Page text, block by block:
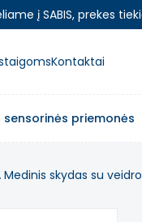
į SABIS, prekes
Kontaktai
sensorinės priemonės
Medinis skydas su